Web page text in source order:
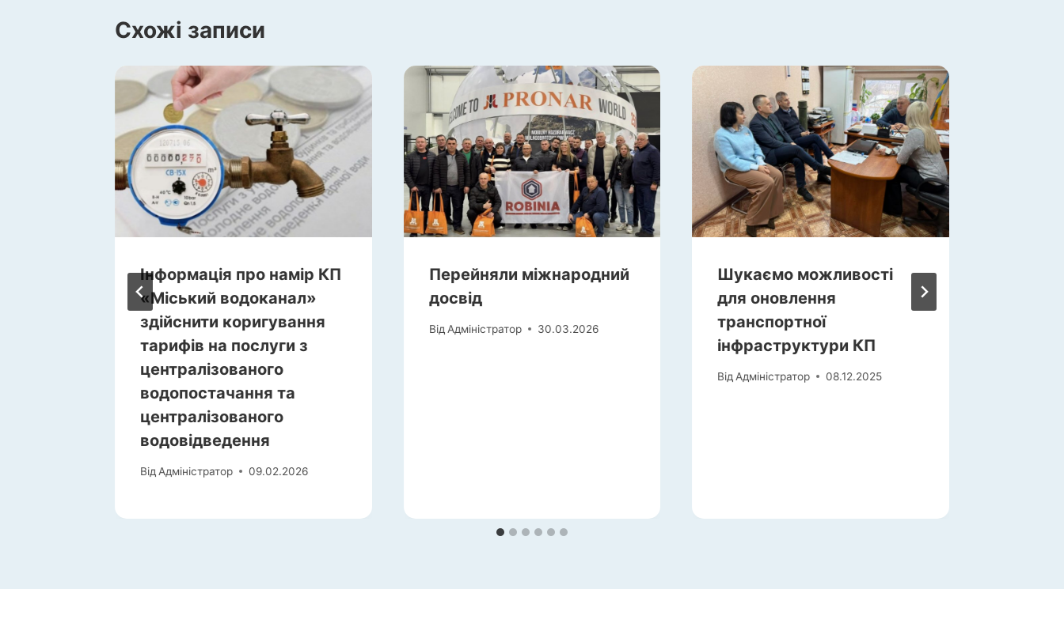
Схожі записи
Інформація про намір КП
«Міський водоканал»
здійснити коригування
тарифів на послуги з
централізованого
водопостачання та
централізованого
водовідведення
Від Адміністратор 09.02.2026
Перейняли міжнародний
досвід
Від Адміністратор 30.03.2026
Шукаємо можливості
для оновлення
транспортної
інфраструктури КП
Від Адміністратор 08.12.2025